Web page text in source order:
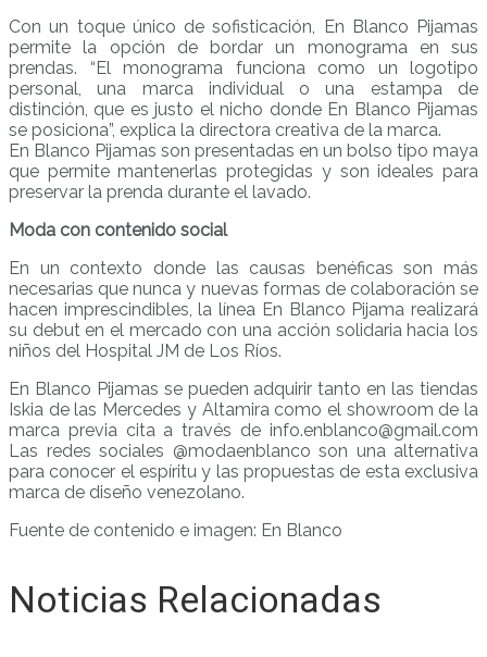
Con un toque único de sofisticación, En Blanco Pijamas
permite la opción de bordar un monograma en sus
prendas. “El monograma funciona como un logotipo
personal, una marca individual o una estampa de
distinción, que es justo el nicho donde En Blanco Pijamas
se posiciona”, explica la directora creativa de la marca.
En Blanco Pijamas son presentadas en un bolso tipo maya
que permite mantenerlas protegidas y son ideales para
preservar la prenda durante el lavado.
Moda con contenido social
En un contexto donde las causas benéficas son más
necesarias que nunca y nuevas formas de colaboración se
hacen imprescindibles, la línea En Blanco Pijama realizará
su debut en el mercado con una acción solidaria hacia los
niños del Hospital JM de Los Ríos.
En Blanco Pijamas se pueden adquirir tanto en las tiendas
Iskia de las Mercedes y Altamira como el showroom de la
marca previa cita a través de info.enblanco@gmail.com
Las redes sociales @modaenblanco son una alternativa
para conocer el espíritu y las propuestas de esta exclusiva
marca de diseño venezolano.
Fuente de contenido e imagen: En Blanco
Noticias Relacionadas